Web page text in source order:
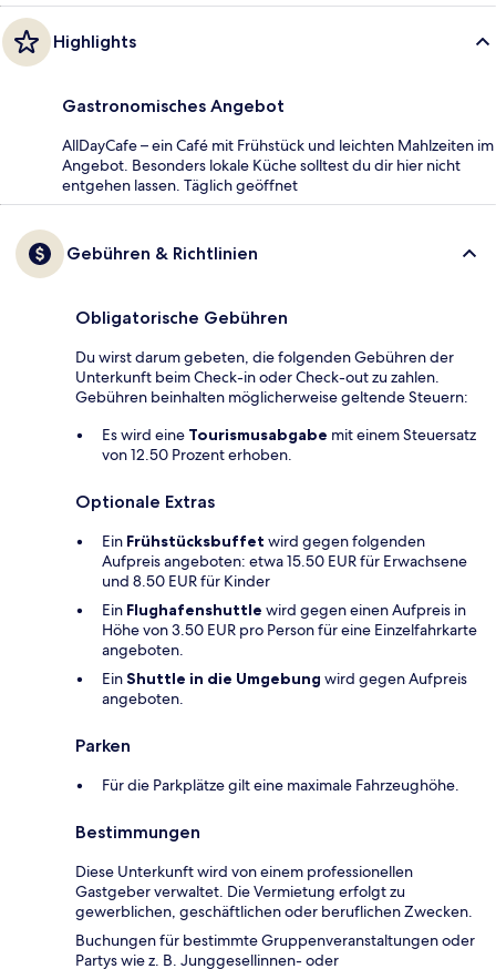
Highlights
Gastronomisches Angebot
AllDayCafe – ein Café mit Frühstück und leichten Mahlzeiten im
Angebot. Besonders lokale Küche solltest du dir hier nicht
entgehen lassen. Täglich geöffnet
Gebühren & Richtlinien
Obligatorische Gebühren
Du wirst darum gebeten, die folgenden Gebühren der
Unterkunft beim Check-in oder Check-out zu zahlen.
Gebühren beinhalten möglicherweise geltende Steuern:
Es wird eine Tourismusabgabe mit einem Steuersatz
von 12.50 Prozent erhoben.
Optionale Extras
Ein Frühstücksbuffet wird gegen folgenden
Aufpreis angeboten: etwa 15.50 EUR für Erwachsene
und 8.50 EUR für Kinder
Ein Flughafenshuttle wird gegen einen Aufpreis in
Höhe von 3.50 EUR pro Person für eine Einzelfahrkarte
angeboten.
EinShuttle in die Umgebung wird gegen Aufpreis
angeboten.
Parken
Für die Parkplätze gilt eine maximale Fahrzeughöhe.
Bestimmungen
Diese Unterkunft wird von einem professionellen
Gastgeber verwaltet. Die Vermietung erfolgt zu
gewerblichen, geschäftlichen oder beruflichen Zwecken.
Buchungen für bestimmte Gruppenveranstaltungen oder
Partys wie z. B. Junggesellinnen- oder